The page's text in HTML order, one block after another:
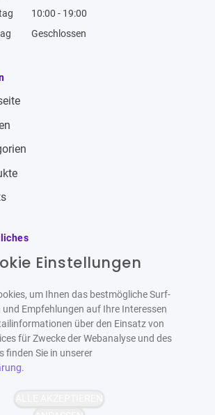
10:00 - 19:00
Geschlossen
Barrierefrei Bereitgestellt von
Einstellungen
um Ihnen das bestmögliche Surf-
und Empfehlungen auf Ihre Interessen
über den Einsatz von
für Zwecke der Webanalyse und des
finden Sie in unserer
.
ALLE AKZEPTIEREN